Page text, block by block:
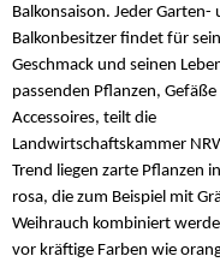
Balkonsaison. Jeder Garten-
Balkonbesitzer findet für
Geschmack und seinen
passenden Pflanzen,
Accessoires, teilt die
Landwirtschaftskammer
Trend liegen zarte Pflanzen
rosa, die zum Beispiel mit
Weihrauch kombiniert
vor kräftige Farben wie